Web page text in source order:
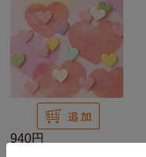
940円